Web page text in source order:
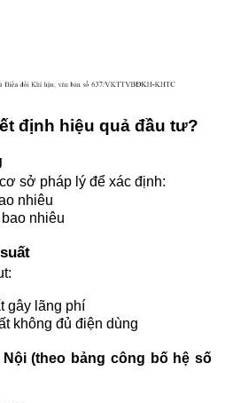
định hiệu quả đầu tư?
sở pháp lý để xác định:
nhiêu
nhiêu
gây lãng phí
không đủ điện dùng
(theo bảng công bố hệ số